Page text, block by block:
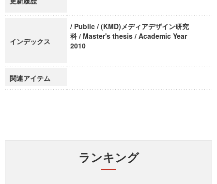
インデックス
/ Public / (KMD)メディアデザイン研究
科 / Master's thesis / Academic Year
2010
関連アイテム
ランキング